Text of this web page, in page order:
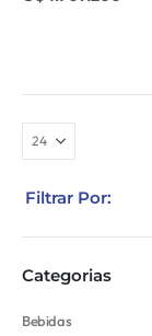
Filtrar Por:
Categorias
Bebidas